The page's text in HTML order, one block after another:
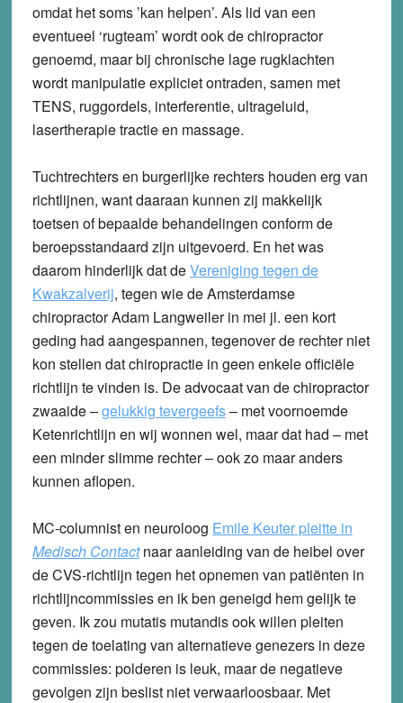
omdat het soms ’kan helpen’. Als lid van een
eventueel ‘rugteam’ wordt ook de chiropractor
genoemd, maar bij chronische lage rugklachten
wordt manipulatie expliciet ontraden, samen met
TENS, ruggordels, interferentie, ultrageluid,
lasertherapie tractie en massage.
Tuchtrechters en burgerlijke rechters houden erg van
richtlijnen, want daaraan kunnen zij makkelijk
toetsen of bepaalde behandelingen conform de
beroepsstandaard zijn uitgevoerd. En het was
daarom hinderlijk dat deVereniging tegen de
Kwakzalverij, tegen wie de Amsterdamse
chiropractor Adam Langweiler in mei jl. een kort
geding had aangespannen, tegenover de rechter niet
kon stellen dat chiropractie in geen enkele officiële
richtlijn te vinden is. De advocaat van de chiropractor
zwaaide –gelukkig tevergeefs– met voornoemde
Ketenrichtlijn en wij wonnen wel, maar dat had – met
een minder slimme rechter – ook zo maar anders
kunnen aflopen.
MC-columnist en neuroloog Emile Keuter pleitte in
Medisch Contactnaar aanleiding van de heibel over
de CVS-richtlijn tegen het opnemen van patiënten in
richtlijncommissies en ik ben geneigd hem gelijk te
geven. Ik zou mutatis mutandis ook willen pleiten
tegen de toelating van alternatieve genezers in deze
commissies: polderen is leuk, maar de negatieve
gevolgen zijn beslist niet verwaarloosbaar. Met